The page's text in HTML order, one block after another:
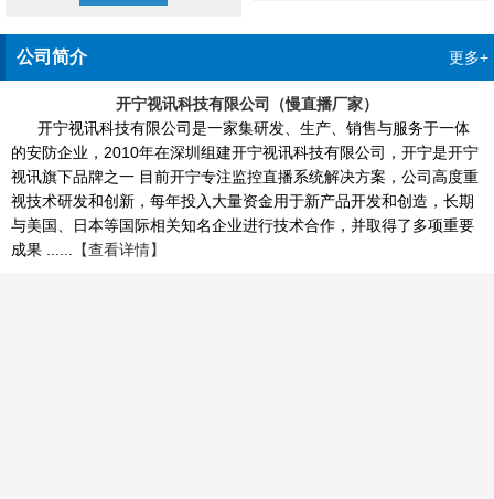
公司简介 更多+
开宁视讯科技有限公司（慢直播厂家）
开宁视讯科技有限公司是一家集研发、生产、销售与服务于一体
的安防企业，2010年在深圳组建开宁视讯科技有限公司，开宁是开宁
视讯旗下品牌之一 目前开宁专注监控直播系统解决方案，公司高度重
视技术研发和创新，每年投入大量资金用于新产品开发和创造，长期
与美国、日本等国际相关知名企业进行技术合作，并取得了多项重要
成果 ......
【查看详情】